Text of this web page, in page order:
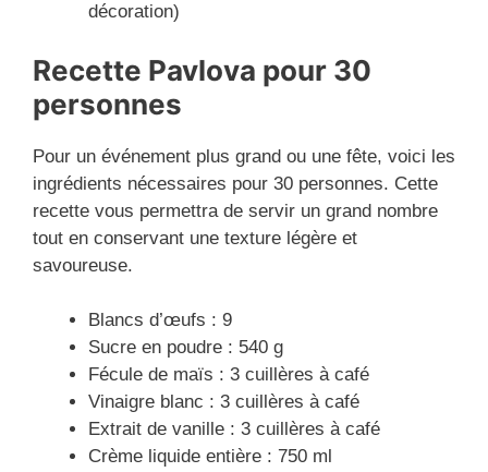
décoration)
Recette Pavlova pour 30
personnes
Pour un événement plus grand ou une fête, voici les
ingrédients nécessaires pour 30 personnes. Cette
recette vous permettra de servir un grand nombre
tout en conservant une texture légère et
savoureuse.
Blancs d’œufs : 9
Sucre en poudre : 540 g
Fécule de maïs : 3 cuillères à café
Vinaigre blanc : 3 cuillères à café
Extrait de vanille : 3 cuillères à café
Crème liquide entière : 750 ml